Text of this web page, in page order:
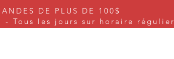
DE PLUS DE 100$
- Tous les jours sur horaire régulier